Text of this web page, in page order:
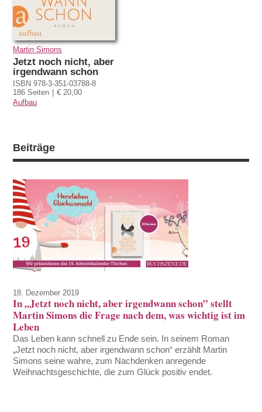
Martin Simons
Jetzt noch nicht, aber
irgendwann schon
ISBN 978-3-351-03788-8
186 Seiten
€ 20,00
Aufbau
Beiträge
18. Dezember 2019
In „Jetzt noch nicht, aber irgendwann schon” stellt
Martin Simons die Frage nach dem, was wichtig ist im
Leben
Das Leben kann schnell zu Ende sein. In seinem Roman
„Jetzt noch nicht, aber irgendwann schon“ erzählt Martin
Simons seine wahre, zum Nachdenken anregende
Weihnachtsgeschichte, die zum Glück positiv endet.